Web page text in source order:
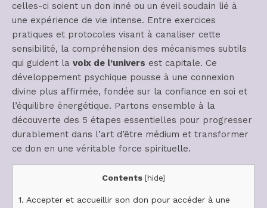
celles-ci soient un don inné ou un éveil soudain lié à
une expérience de vie intense. Entre exercices
pratiques et protocoles visant à canaliser cette
sensibilité, la compréhension des mécanismes subtils
qui guident la voix de l’univers est capitale. Ce
développement psychique pousse à une connexion
divine plus affirmée, fondée sur la confiance en soi et
l’équilibre énergétique. Partons ensemble à la
découverte des 5 étapes essentielles pour progresser
durablement dans l’art d’être médium et transformer
ce don en une véritable force spirituelle.
Contents [hide]
1. Accepter et accueillir son don pour accéder à une